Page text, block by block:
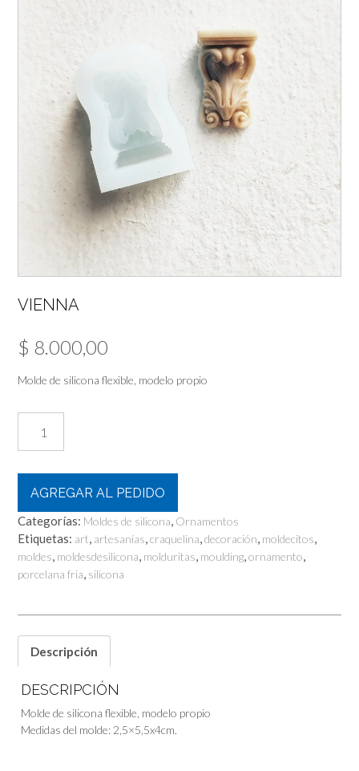
VIENNA
$ 8.000,00
Molde de silicona flexible, modelo propio
cantidad
AGREGAR AL PEDIDO
Categorías: Moldes de silicona, Ornamentos
Etiquetas: art, artesanías,craquelina,decoración, moldecitos,
moldes, moldesdesilicona, molduritas, moulding,ornamento,
porcelana fria, silicona
Descripción
DESCRIPCIÓN
Molde de silicona flexible, modelo propio
Medidas del molde: 2,5×5,5x4cm.